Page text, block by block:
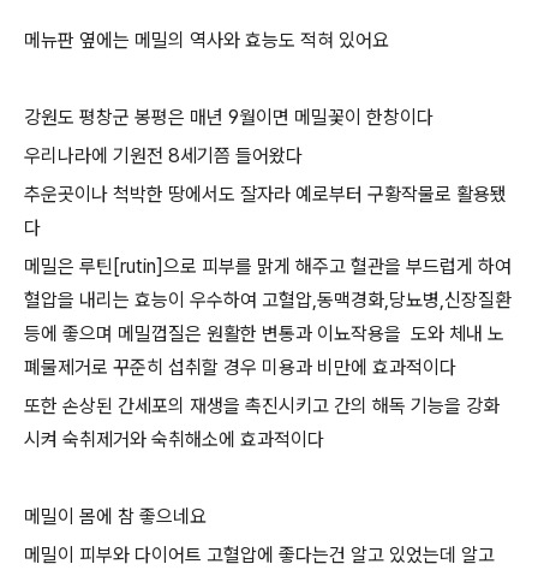
메뉴판 옆에는 메밀의 역사와 효능도 적혀 있어요
강원도 평창군 봉평은 매년 9월이면 메밀꽃이 한창이다
우리나라에 기원전 8세기쯤 들어왔다
추운곳이나 척박한 땅에서도 잘자라 예로부터 구황작물로 활용됐
다
메밀은 루틴[rutin]으로 피부를 맑게 해주고 혈관을 부드럽게 하여
혈압을 내리는 효능이 우수하여 고혈압,동맥경화,당뇨병,신장질환
등에 좋으며 메밀껍질은 원활한 변통과 이뇨작용을 도와 체내 노
폐물제거로 꾸준히 섭취할 경우 미용과 비만에 효과적이다
또한 손상된 간세포의 재생을 촉진시키고 간의 해독 기능을 강화
시켜 숙취제거와 숙취해소에 효과적이다
메밀이 몸에 참 좋으네요
메밀이 피부와 다이어트 고혈압에 좋다는건 알고 있었는데 알고